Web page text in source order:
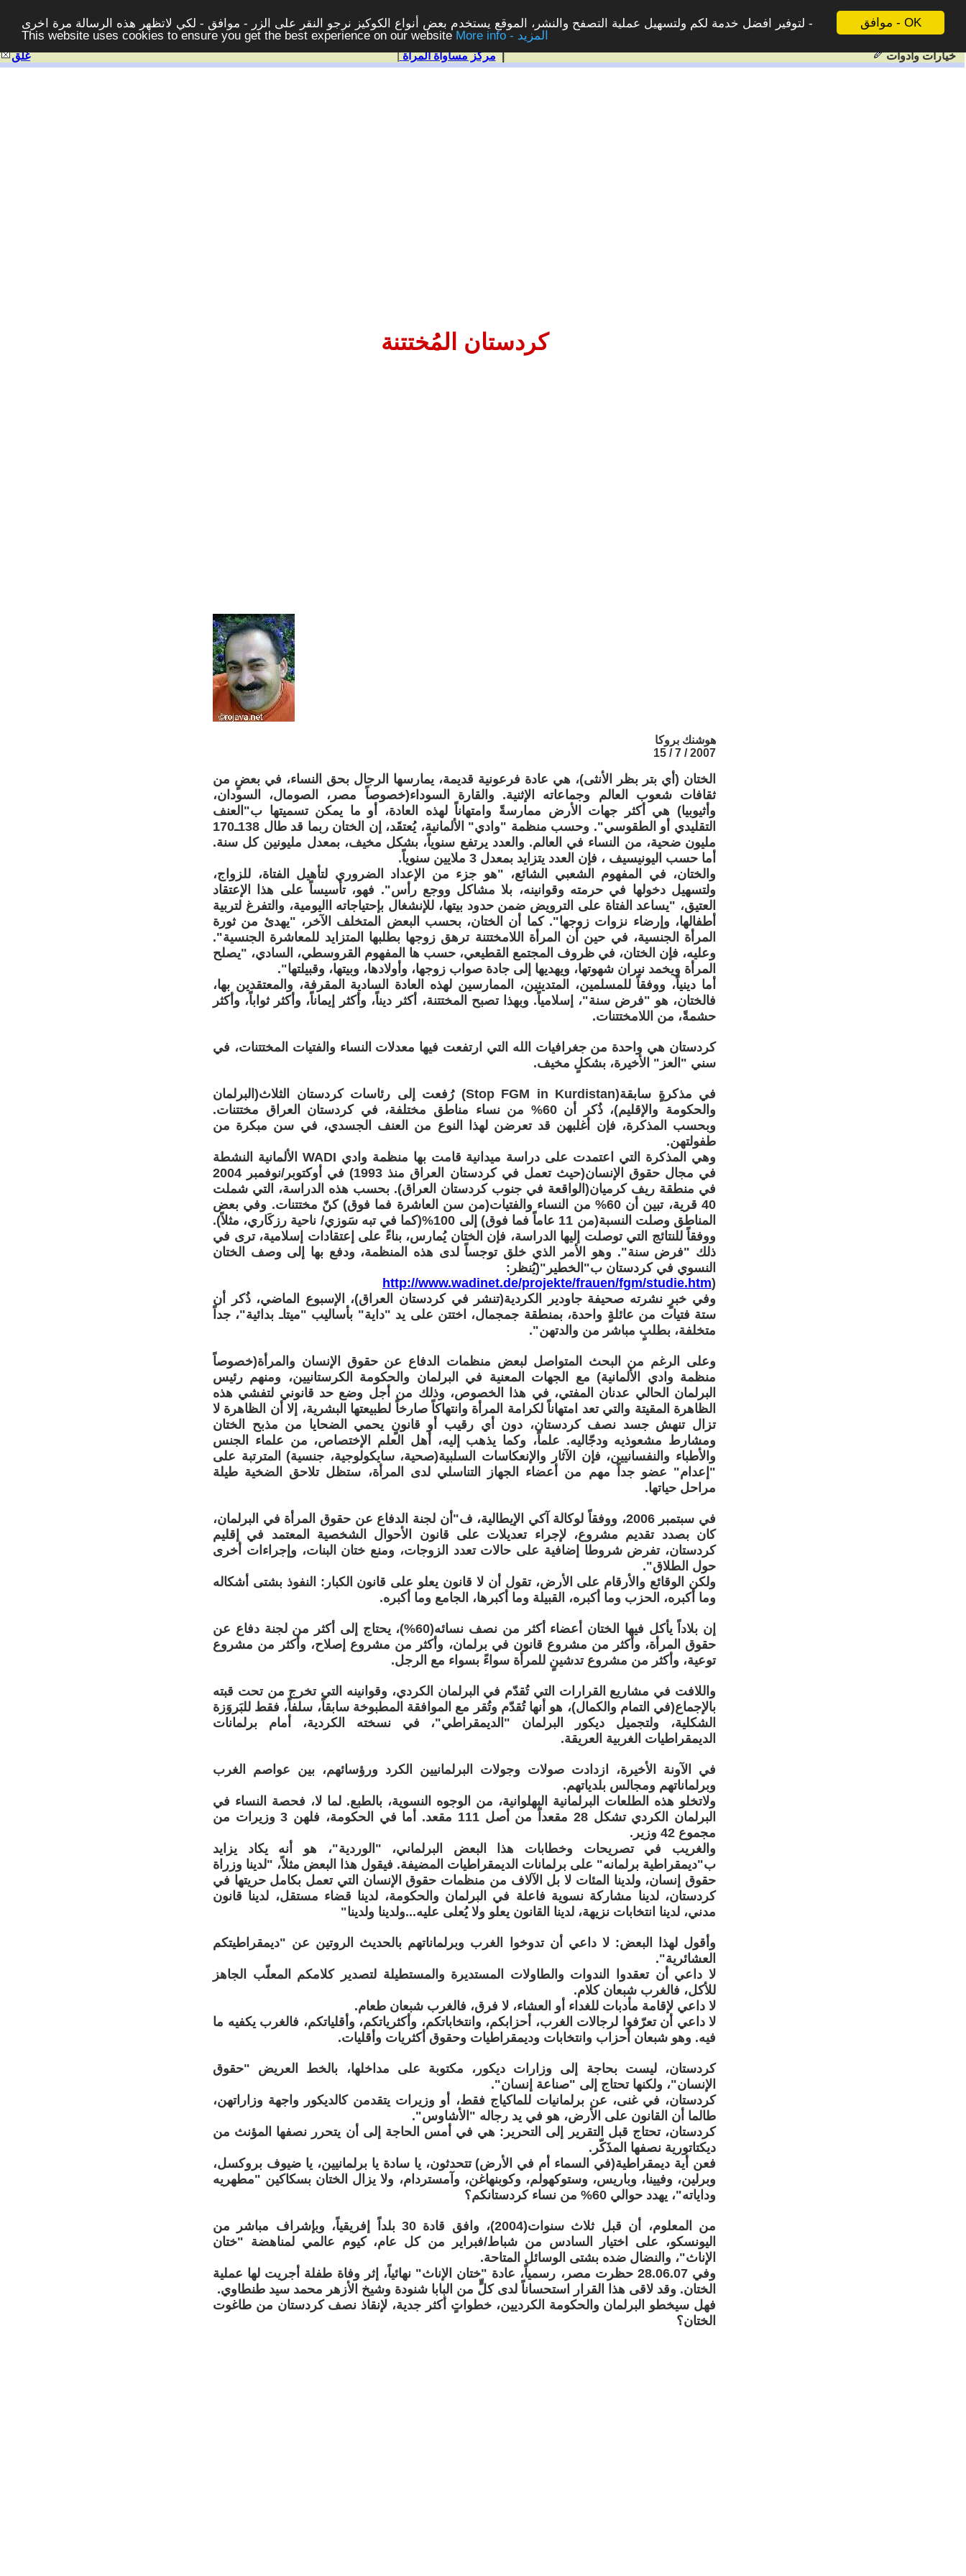
موافق - OK
لتوفير افضل خدمة لكم ولتسهيل عملية التصفح والنشر، الموقع يستخدم بعض أنواع الكوكيز نرجو النقر على الزر - موافق - لكي لاتظهر هذه الرسالة مرة اخرى -
This website uses cookies to ensure you get the best experience on our website
More info - المزيد
غلق | مركز مساواة المرأة| خيارات وادوات
كردستان المُختتنة
هوشنك بروكا
2007 / 7 / 15
الختان (أي بتر بظر الأنثى)، هي عادة فرعونية قديمة، يمارسها الرجال بحق النساء، في بعضٍ من
ثقافات شعوب العالم وجماعاته الإثنية. والقارة السوداء(خصوصاً مصر، الصومال، السودان،
وأثيوبيا) هي أكثر جهات الأرض ممارسةً وامتهاناً لهذه العادة، أو ما يمكن تسميتها ب"العنف
التقليدي أو الطقوسي". وحسب منظمة "وادي" الألمانية، يُعتقَد، إن الختان ربما قد طال 138ـ170
مليون ضحية، من النساء في العالم. والعدد يرتفع سنوياً، بشكل مخيف، بمعدل مليونين كل سنة.
أما حسب اليونيسيف ، فإن العدد يتزايد بمعدل 3 ملايين سنوياً.
والختان، في المفهوم الشعبي الشائع، "هو جزء من الإعداد الضروري لتأهيل الفتاة، للزواج،
ولتسهيل دخولها في حرمته وقوانينه، بلا مشاكل ووجع رأس". فهو، تأسيساً على هذا الإعتقاد
العتيق، "يساعد الفتاة على الترويض ضمن حدود بيتها، للإنشغال بإحتياجاته االيومية، والتفرغ لتربية
أطفالها، وإرضاء نزوات زوجها". كما أن الختان، بحسب البعض المتخلف الآخر، "يهدئ من ثورة
المرأة الجنسية، في حين أن المرأة اللامختتنة ترهق زوجها بطلبها المتزايد للمعاشرة الجنسية".
وعليه، فإن الختان، في ظروف المجتمع القطيعي، حسب ها المفهوم القروسطي، السادي، "يصلح
المرأة ويخمد نيران شهوتها، ويهديها إلى جادة صواب زوجها، وأولادها، وبيتها، وقبيلتها".
أما دينياً، ووفقاً للمسلمين، المتدينين، الممارسين لهذه العادة السادية المقرفة، والمعتقدين بها،
فالختان، هو "فرض سنة"، إسلامياً. وبهذا تصبح المختتنة، أكثر ديناً، وأكثر إيماناً، وأكثر ثواباً، وأكثر
حشمةً، من اللامختتنات.
كردستان هي واحدة من جغرافيات الله التي ارتفعت فيها معدلات النساء والفتيات المختتنات، في
سني "العز" الأخيرة، بشكلٍ مخيف.
في مذكرةٍ سابقة(Stop FGM in Kurdistan) رُفعت إلى رئاسات كردستان الثلاث(البرلمان
والحكومة والإقليم)، ذُكر أن 60% من نساء مناطق مختلفة، في كردستان العراق مختتنات.
وبحسب المذكرة، فإن أغلبهن قد تعرضن لهذا النوع من العنف الجسدي، في سن مبكرة من
طفولتهن.
وهي المذكرة التي اعتمدت على دراسة ميدانية قامت بها منظمة وادي WADI الألمانية النشطة
في مجال حقوق الإنسان(حيث تعمل في كردستان العراق منذ 1993) في أوكتوبر/نوفمبر 2004
في منطقة ريف كرميان(الواقعة في جنوب كردستان العراق). بحسب هذه الدراسة، التي شملت
40 قرية، تبين أن 60% من النساء والفتيات(من سن العاشرة فما فوق) كنّ مختتنات. وفي بعض
المناطق وصلت النسبة(من 11 عاماً فما فوق) إلى 100%(كما في تبه سَوزي/ ناحية رزكَاري، مثلاً).
ووفقاً للنتائج التي توصلت إليها الدراسة، فإن الختان يُمارس، بناءً على إعتقادات إسلامية، ترى في
ذلك "فرض سنة". وهو الأمر الذي خلق توجساً لدى هذه المنظمة، ودفع بها إلى وصف الختان
النسوي في كردستان ب"الخطير"(يُنظر:
(
http://www.wadinet.de/projekte/frauen/fgm/studie.htm
وفي خبرٍ نشرته صحيفة جاودير الكردية(تنشر في كردستان العراق)، الإسبوع الماضي، ذُكر أن
ستة فتيات من عائلةٍ واحدة، بمنطقة جمجمال، اختتن على يد "داية" بأساليب "ميتاـ بدائية"، جداً
متخلفة، بطلبٍ مباشر من والدتهن".
وعلى الرغم من البحث المتواصل لبعض منظمات الدفاع عن حقوق الإنسان والمرأة(خصوصاً
منظمة وادي الألمانية) مع الجهات المعنية في البرلمان والحكومة الكرستانيين، ومنهم رئيس
البرلمان الحالي عدنان المفتي، في هذا الخصوص، وذلك من أجل وضع حد قانوني لتفشي هذه
الظاهرة المقيتة والتي تعد امتهاناً لكرامة المرأة وانتهاكاً صارخاً لطبيعتها البشرية، إلا أن الظاهرة لا
تزال تنهش جسد نصف كردستان، دون أي رقيب أو قانونٍ يحمي الضحايا من مذبح الختان
ومشارط مشعوذيه ودجّاليه. علماً، وكما يذهب إليه، أهل العلم الإختصاص، من علماء الجنس
والأطباء والنفسانيين، فإن الآثار والإنعكاسات السلبية(صحية، سايكولوجية، جنسية) المترتبة على
"إعدام" عضو جداً مهم من أعضاء الجهاز التناسلي لدى المرأة، ستظل تلاحق الضخية طيلة
مراحل حياتها.
في سبتمبر 2006، ووفقاً لوكالة آكي الإيطالية، ف"أن لجنة الدفاع عن حقوق المرأة في البرلمان،
كان بصدد تقديم مشروع، لإجراء تعديلات على قانون الأحوال الشخصية المعتمد في إقليم
كردستان، تفرض شروطا إضافية على حالات تعدد الزوجات، ومنع ختان البنات، وإجراءات أخرى
حول الطلاق".
ولكن الوقائع والأرقام على الأرض، تقول أن لا قانون يعلو على قانون الكبار: النفوذ بشتى أشكاله
وما أكبره، الحزب وما أكبره، القبيلة وما أكبرها، الجامع وما أكبره.
إن بلاداً يأكل فيها الختان أعضاء أكثر من نصف نسائه(60%)، يحتاج إلى أكثر من لجنة دفاع عن
حقوق المرأة، وأكثر من مشروع قانون في برلمان، وأكثر من مشروع إصلاح، وأكثر من مشروع
توعية، وأكثر من مشروع تدشينٍ للمرأة سواءً بسواء مع الرجل.
واللافت في مشاريع القرارات التي تُقدّم في البرلمان الكردي، وقوانينه التي تخرج من تحت قبته
بالإجماع(في التمام والكمال)، هو أنها تُقدّم وتُقر مع الموافقة المطبوخة سابقاً، سلفاً، فقط للبَروَزة
الشكلية، ولتجميل ديكور البرلمان "الديمقراطي"، في نسخته الكردية، أمام برلمانات
الديمقراطيات الغربية العريقة.
في الآونة الأخيرة، ازدادت صولات وجولات البرلمانيين الكرد ورؤسائهم، بين عواصم الغرب
وبرلماناتهم ومجالس بلدياتهم.
ولاتخلو هذه الطلعات البرلمانية البهلوانية، من الوجوه النسوية، بالطبع. لما لا، فحصة النساء في
البرلمان الكردي تشكل 28 مقعداً من أصل 111 مقعد. أما في الحكومة، فلهن 3 وزيرات من
مجموع 42 وزير.
والغريب في تصريحات وخطابات هذا البعض البرلماني، "الوردية"، هو أنه يكاد يزايد
ب"ديمقراطية برلمانه" على برلمانات الديمقراطيات المضيفة. فيقول هذا البعض مثلاً، "لدينا وزراة
حقوق إنسان، ولدينا المئات لا بل الآلاف من منظمات حقوق الإنسان التي تعمل بكامل حريتها في
كردستان، لدينا مشاركة نسوية فاعلة في البرلمان والحكومة، لدينا قضاء مستقل، لدينا قانون
مدني، لدينا انتخابات نزيهة، لدينا القانون يعلو ولا يُعلى عليه...ولدينا ولدينا"
وأقول لهذا البعض: لا داعي أن تدوخوا الغرب وبرلماناتهم بالحديث الروتين عن "ديمقراطيتكم
العشائرية".
لا داعي أن تعقدوا الندوات والطاولات المستديرة والمستطيلة لتصدير كلامكم المعلّب الجاهز
للأكل، فالغرب شبعان كلام.
لا داعي لإقامة مأدبات للغداء أو العشاء، لا فرق، فالغرب شبعان طعام.
لا داعي أن تعرّفوا لرجالات الغرب، أحزابكم، وانتخاباتكم، وأكثرياتكم، وأقلياتكم، فالغرب يكفيه ما
فيه. وهو شبعان أحزاب وانتخابات وديمقراطيات وحقوق أكثريات وأقليات.
كردستان، ليست بحاجة إلى وزارات ديكور، مكتوبة على مداخلها، بالخط العريض "حقوق
الإنسان"، ولكنها تحتاج إلى "صناعة إنسان".
كردستان، في غنى، عن برلمانيات للماكياج فقط، أو وزيرات يتقدمن كالديكور واجهة وزاراتهن،
طالما أن القانون على الأرض، هو في يد رجاله "الأشاوس".
كردستان، تحتاج قبل التقرير إلى التحرير: هي في أمس الحاجة إلى أن يتحرر نصفها المؤنث من
ديكتاتورية نصفها المذَكّر.
فعن أية ديمقراطية(في السماء أم في الأرض) تتحدثون، يا سادة يا برلمانيين، يا ضيوف بروكسل،
وبرلين، وفيينا، وباريس، وستوكهولم، وكوبنهاغن، وآمستردام، ولا يزال الختان بسكاكين "مطهريه
وداياته"، يهدد حوالي 60% من نساء كردستانكم؟
من المعلوم، أن قبل ثلاث سنوات(2004)، وافق قادة 30 بلداً إفريقياً، وبإشراف مباشر من
اليونسكو، على اختيار السادس من شباط/فبراير من كل عام، كيوم عالمي لمناهضة "ختان
الإناث"، والنضال ضده بشتى الوسائل المتاحة.
وفي 28.06.07 حظرت مصر، رسمياً، عادة "ختان الإناث" نهائياً، إثر وفاة طفلة أجريت لها عملية
الختان. وقد لاقى هذا القرار استحساناً لدى كلٍّ من البابا شنودة وشيخ الأزهر محمد سيد طنطاوي.
فهل سيخطو البرلمان والحكومة الكرديين، خطواتٍ أكثر جدية، لإنقاذ نصف كردستان من طاغوت
الختان؟